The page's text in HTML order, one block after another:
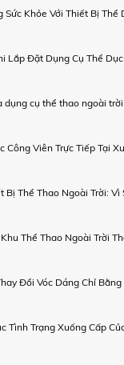
Sức Khỏe Với Thiết Bị Thể
Lắp Đặt Dụng Cụ Thể
dụng cụ thể thao ngoài
Công Viên Trực Tiếp Tại
Bị Thể Thao Ngoài Trời: Vì
Thể Thao Ngoài Trời
Đổi Vóc Dáng Chỉ
Tình Trạng Xuống Cấp